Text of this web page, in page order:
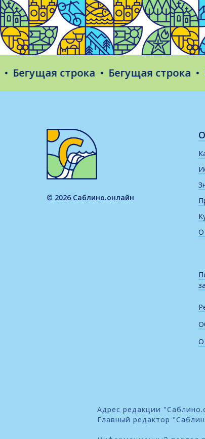
строка Бегущая строка
© 2026 Саблино.онлайн
О
О
Адрес редакции
Главный редактор